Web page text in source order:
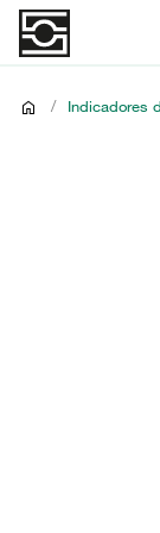
/ Indicadores